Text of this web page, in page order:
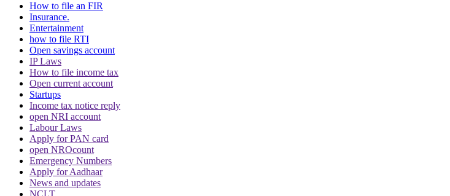
How to file an FIR
Insurance.
Entertainment
how to file RTI
Open savings account
IP Laws
How to file income tax
Open current account
Startups
Income tax notice reply
open NRI account
Labour Laws
Apply for PAN card
open NROcount
Emergency Numbers
Apply for Aadhaar
News and updates